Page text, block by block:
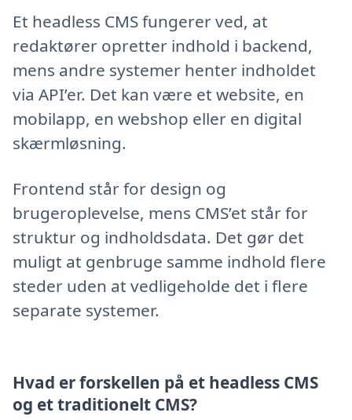
Et headless CMS fungerer ved, at
redaktører opretter indhold i backend,
mens andre systemer henter indholdet
via API’er. Det kan være et website, en
mobilapp, en webshop eller en digital
skærmløsning.
Frontend står for design og
brugeroplevelse, mens CMS’et står for
struktur og indholdsdata. Det gør det
muligt at genbruge samme indhold flere
steder uden at vedligeholde det i flere
separate systemer.
Hvad er forskellen på et headless CMS
og et traditionelt CMS?